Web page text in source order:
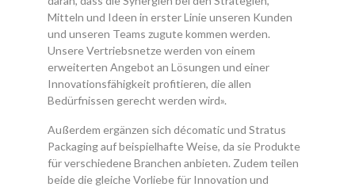
Mitteln und Ideen in erster Linie unseren Kunden
und unseren Teams zugute kommen werden.
Unsere Vertriebsnetze werden von einem
erweiterten Angebot an Lösungen und einer
Innovationsfähigkeit profitieren, die allen
Bedürfnissen gerecht werden wird».
Außerdem ergänzen sich décomatic und Stratus
Packaging auf beispielhafte Weise, da sie Produkte
für verschiedene Branchen anbieten. Zudem teilen
beide die gleiche Vorliebe für Innovation und